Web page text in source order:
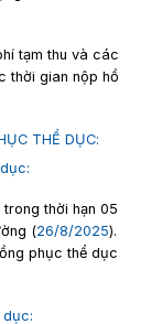
tạm thu và các
thời gian nộp hồ
THỂ DỤC:
thời hạn 05
(26/8/2025).
phục thể dục
dục: